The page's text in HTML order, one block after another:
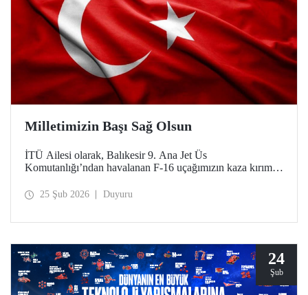
Milletimizin Başı Sağ Olsun
İTÜ Ailesi olarak, Balıkesir 9. Ana Jet Üs
Komutanlığı’ndan havalanan F-16 uçağımızın kaza kırıma
Bnb. İbrahim Bolat’a Allah'tan rahmet, ailesine ve
25 Şub 2026 Duyuru
24
Şub